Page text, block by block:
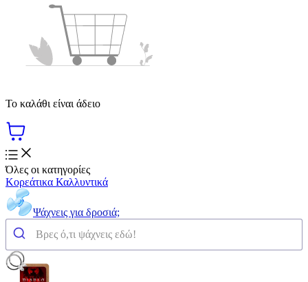
Το καλάθι είναι άδειο
Όλες οι κατηγορίες
Κορεάτικα Καλλυντικά
Ψάχνεις για δροσιά;